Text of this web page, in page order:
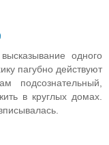
одного
пагубно действуют
в круглых домах.